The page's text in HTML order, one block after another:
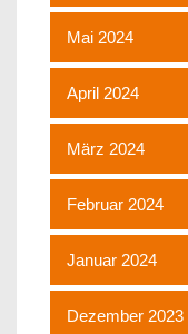
Mai 2024
April 2024
März 2024
Februar 2024
Januar 2024
Dezember 2023